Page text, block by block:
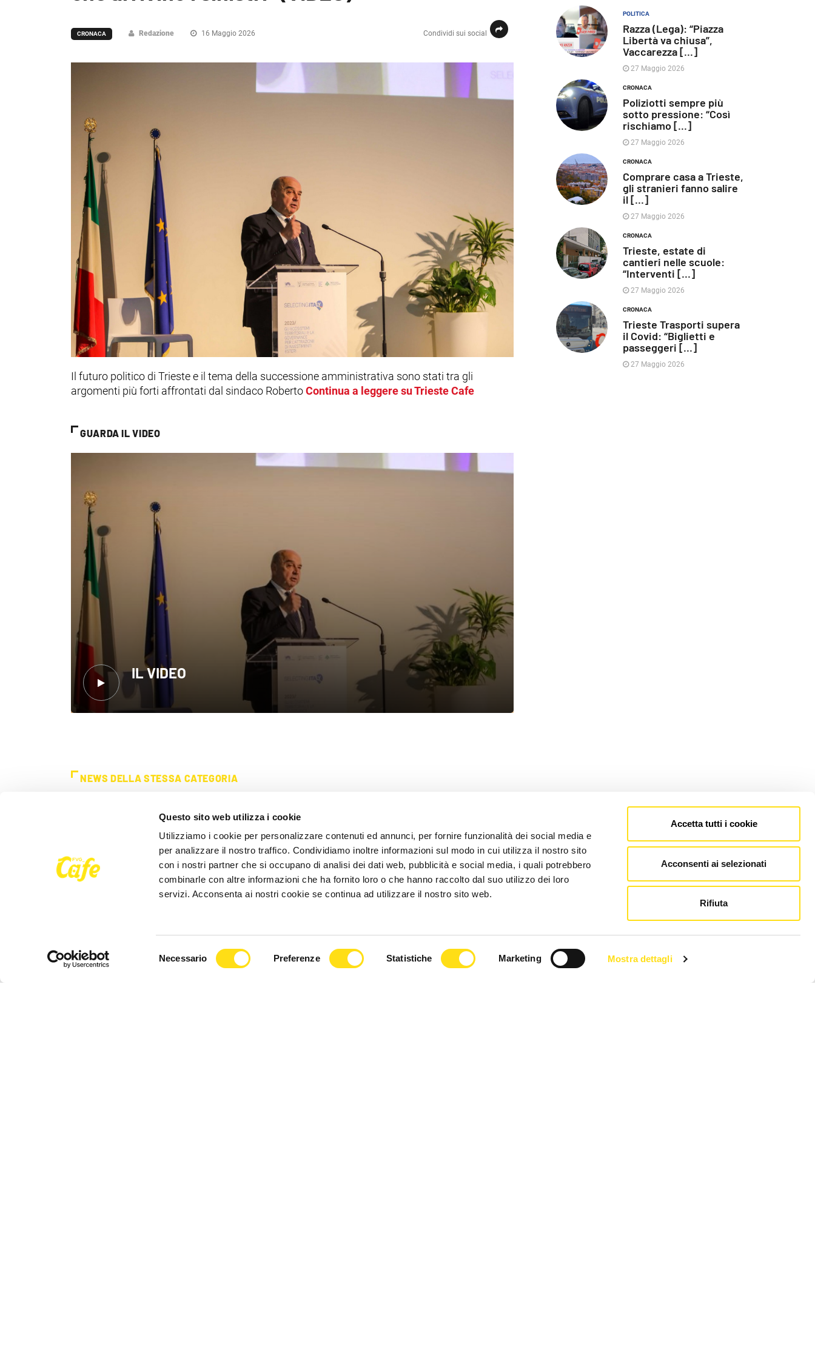
Questo sito web utilizza i cookie
Utilizziamo i cookie per personalizzare contenuti ed annunci, per fornire funzionalità dei social media e
per analizzare il nostro traffico. Condividiamo inoltre informazioni sul modo in cui utilizza il nostro sito
con i nostri partner che si occupano di analisi dei dati web, pubblicità e social media, i quali potrebbero
combinarle con altre informazioni che ha fornito loro o che hanno raccolto dal suo utilizzo dei loro
servizi. Acconsenta ai nostri cookie se continua ad utilizzare il nostro sito web.
Necessario Preferenze Statistiche Marketing Mostra dettagli
Accetta tutti i cookie
Acconsenti ai selezionati
Rifiuta
Condividi sui social
CRONACA Redazione 16 Maggio 2026
Il futuro politico di Trieste e il tema della successione amministrativa sono stati tra gli
argomenti più forti affrontati dal sindaco RobertoContinua a leggere su Trieste Cafe
GUARDA IL VIDEO
IL VIDEO
NEWS DELLA STESSA CATEGORIA
Poliziotti sempre più sotto
pressione: “Così rischiamo di
Comprare casa a Trieste, gli
stranieri fanno salire il
Trieste, estate di cantieri nelle
scuole: “Interventi concentrati
POLITICA
Razza (Lega): “Piazza
Libertà va chiusa”,
Vaccarezza [...]
27 Maggio 2026
CRONACA
Poliziotti sempre più
sotto pressione: “Così
rischiamo [...]
27 Maggio 2026
CRONACA
Comprare casa a Trieste,
gli stranieri fanno salire
il [...]
27 Maggio 2026
CRONACA
Trieste, estate di
cantieri nelle scuole:
“Interventi [...]
27 Maggio 2026
CRONACA
Trieste Trasporti supera
il Covid: “Biglietti e
passeggeri [...]
27 Maggio 2026